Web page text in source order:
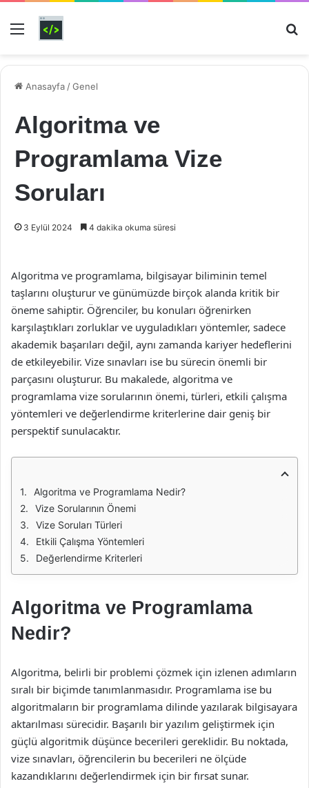
Menü
Anasayfa /Genel
Algoritma ve
Programlama Vize
Soruları
3 Eylül 2024 4 dakika okuma süresi
Algoritma ve programlama, bilgisayar biliminin temel
taşlarını oluşturur ve günümüzde birçok alanda kritik bir
öneme sahiptir. Öğrenciler, bu konuları öğrenirken
karşılaştıkları zorluklar ve uyguladıkları yöntemler, sadece
akademik başarıları değil, aynı zamanda kariyer hedeflerini
de etkileyebilir. Vize sınavları ise bu sürecin önemli bir
parçasını oluşturur. Bu makalede, algoritma ve
programlama vize sorularının önemi, türleri, etkili çalışma
yöntemleri ve değerlendirme kriterlerine dair geniş bir
perspektif sunulacaktır.
Algoritma ve Programlama Nedir?
Vize Sorularının Önemi
Vize Soruları Türleri
Etkili Çalışma Yöntemleri
Değerlendirme Kriterleri
Algoritma ve Programlama
Nedir?
Algoritma, belirli bir problemi çözmek için izlenen adımların
sıralı bir biçimde tanımlanmasıdır. Programlama ise bu
algoritmaların bir programlama dilinde yazılarak bilgisayara
aktarılması sürecidir. Başarılı bir yazılım geliştirmek için
güçlü algoritmik düşünce becerileri gereklidir. Bu noktada,
vize sınavları, öğrencilerin bu becerileri ne ölçüde
kazandıklarını değerlendirmek için bir fırsat sunar.